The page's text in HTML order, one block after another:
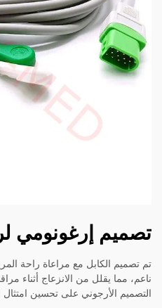
تصميم إرغونومي
تم تصميم الكابل مع مراعاة راحة
ناعم، مما يقلل من الانزعاج أثناء
التصميم الأرجوني على تحسين